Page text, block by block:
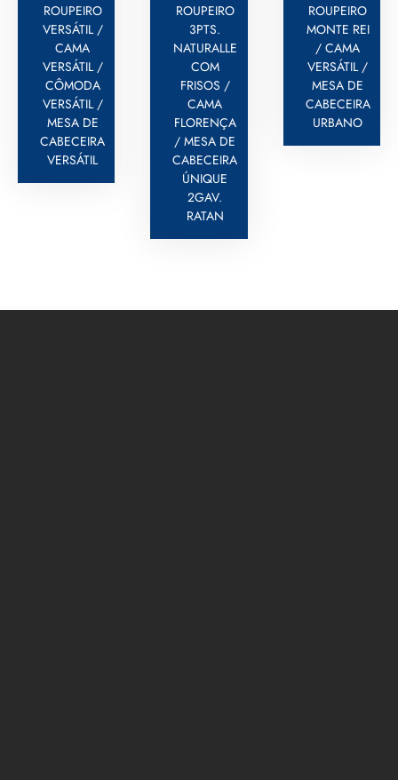
ROUPEIRO
VERSÁTIL /
CAMA
VERSÁTIL /
CÔMODA
VERSÁTIL /
MESA DE
CABECEIRA
VERSÁTIL
ROUPEIRO
3PTS.
NATURALLE
COM
FRISOS /
CAMA
FLORENÇA
/ MESA DE
CABECEIRA
ÚNIQUE
2GAV.
RATAN
ROUPEIRO
MONTE REI
/ CAMA
VERSÁTIL /
MESA DE
CABECEIRA
URBANO